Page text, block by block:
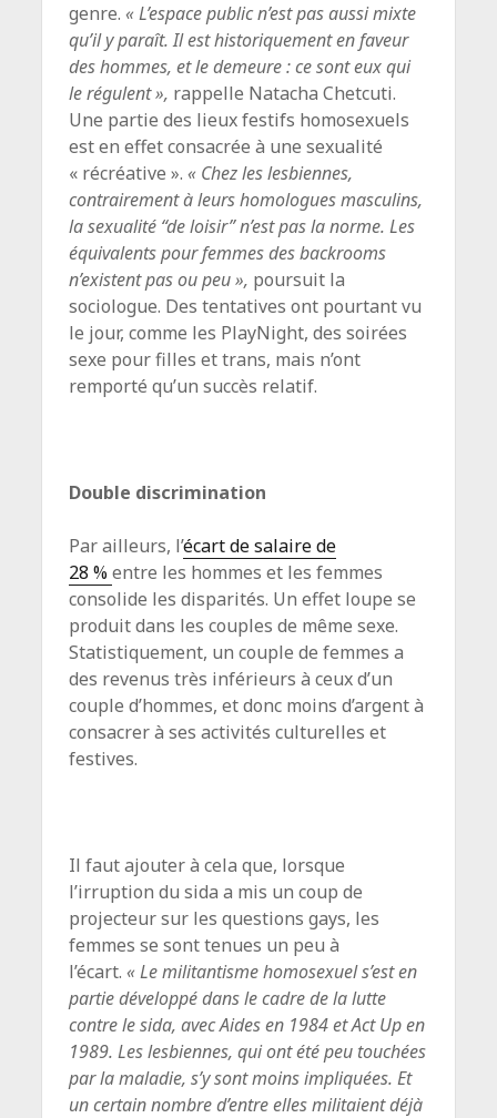
genre.« L’espace public n’est pas aussi mixte
qu’il y paraît. Il est historiquement en faveur
des hommes, et le demeure : ce sont eux qui
le régulent », rappelle Natacha Chetcuti.
Une partie des lieux festifs homosexuels
est en effet consacrée à une sexualité
« récréative ».« Chez les lesbiennes,
contrairement à leurs homologues masculins,
la sexualité “de loisir” n’est pas la norme. Les
équivalents pour femmes des backrooms
n’existent pas ou peu », poursuit la
sociologue. Des tentatives ont pourtant vu
le jour, comme les PlayNight, des soirées
sexe pour filles et trans, mais n’ont
remporté qu’un succès relatif.
Double discrimination
Par ailleurs, l’écart de salaire de
28 %entre les hommes et les femmes
consolide les disparités. Un effet loupe se
produit dans les couples de même sexe.
Statistiquement, un couple de femmes a
des revenus très inférieurs à ceux d’un
couple d’hommes, et donc moins d’argent à
consacrer à ses activités culturelles et
festives.
Il faut ajouter à cela que, lorsque
l’irruption du sida a mis un coup de
projecteur sur les questions gays, les
femmes se sont tenues un peu à
l’écart.« Le militantisme homosexuel s’est en
partie développé dans le cadre de la lutte
contre le sida, avec Aides en 1984 et Act Up en
1989. Les lesbiennes, qui ont été peu touchées
par la maladie, s’y sont moins impliquées. Et
un certain nombre d’entre elles militaient déjà